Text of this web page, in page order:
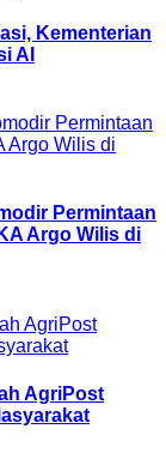
Kementerian
AI
Permintaan
Argo Wilis di
AgriPost